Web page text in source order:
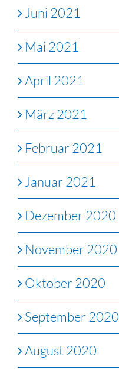
Juni 2021
Mai 2021
April 2021
März 2021
Februar 2021
Januar 2021
Dezember 2020
November 2020
Oktober 2020
September 2020
August 2020